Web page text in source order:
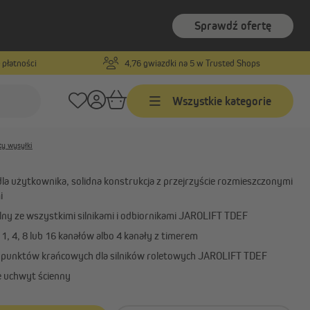
Sprawdź ofertę
4,76 gwiazdki na 5 w Trusted Shops
Wszystkie kategorie
Programatory przewodowe z
Programatory czasowe
bezprzewodowe
Akcesoria do programatorów
Numer produktu:10050222
TDRC8-kanałowy TDRC 08
wysyłki
użytkownika, solidna konstrukcja z przejrzyście rozmieszczonymi
ze wszystkimi silnikami i odbiornikami JAROLIFT TDEF
4, 8 lub 16 kanałów albo 4 kanały z timerem
krańcowych dla silników roletowych JAROLIFT TDEF
uchwyt ścienny